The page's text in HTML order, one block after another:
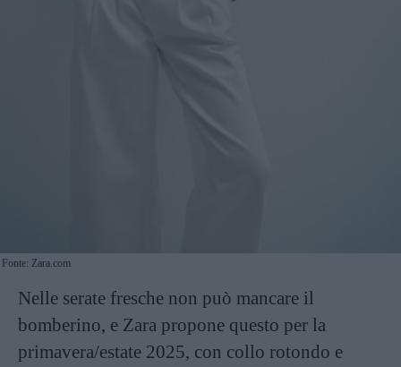
Fonte: Zara.com
Nelle serate fresche non può mancare il
bomberino, e Zara propone questo per la
primavera/estate 2025, con collo rotondo e